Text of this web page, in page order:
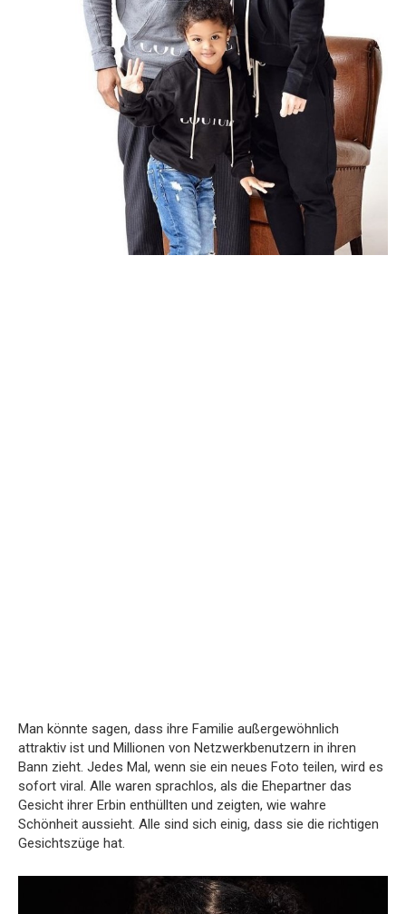
Man könnte sagen, dass ihre Familie außergewöhnlich
attraktiv ist und Millionen von Netzwerkbenutzern in ihren
Bann zieht. Jedes Mal, wenn sie ein neues Foto teilen, wird es
sofort viral. Alle waren sprachlos, als die Ehepartner das
Gesicht ihrer Erbin enthüllten und zeigten, wie wahre
Schönheit aussieht. Alle sind sich einig, dass sie die richtigen
Gesichtszüge hat.